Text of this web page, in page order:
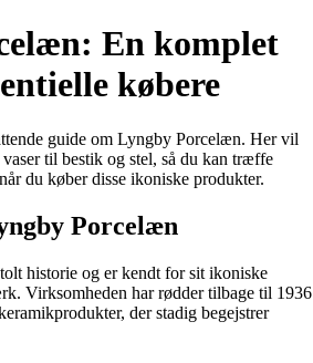
En komplet
købere
guide om Lyngby Porcelæn. Her vil
til bestik og stel, så du kan træffe
du køber disse ikoniske produkter.
Porcelæn
historie og er kendt for sit ikoniske
Virksomheden har rødder tilbage til 1936
der stadig begejstrer